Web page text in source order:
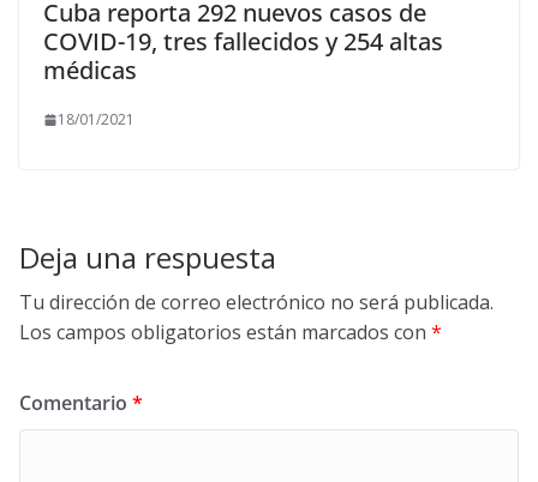
Cuba reporta 292 nuevos casos de
COVID-19, tres fallecidos y 254 altas
médicas
18/01/2021
Deja una respuesta
Tu dirección de correo electrónico no será publicada.
Los campos obligatorios están marcados con *
Comentario *